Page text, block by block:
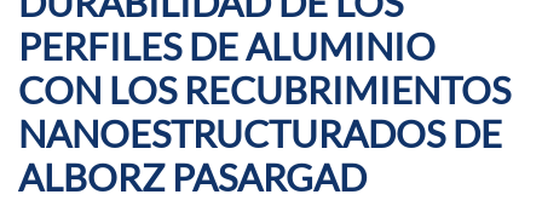
PERFILES DE ALUMINIO
CON LOS RECUBRIMIENTOS
NANOESTRUCTURADOS DE
ALBORZ PASARGAD